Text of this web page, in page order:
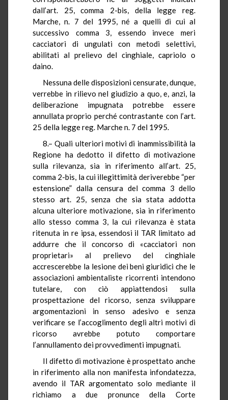
dall’art. 25, comma 2-bis, della legge reg.
Marche, n. 7 del 1995, né a quelli di cui al
successivo comma 3, essendo invece meri
cacciatori di ungulati con metodi selettivi,
abilitati al prelievo del cinghiale, capriolo o
daino.
Nessuna delle disposizioni censurate, dunque,
verrebbe in rilievo nel giudizio a quo, e, anzi, la
deliberazione impugnata potrebbe essere
annullata proprio perché contrastante con l’art.
25 della legge reg. Marche n. 7 del 1995.
8.– Quali ulteriori motivi di inammissibilità la
Regione ha dedotto il difetto di motivazione
sulla rilevanza, sia in riferimento all’art. 25,
comma 2-bis, la cui illegittimità deriverebbe “per
estensione” dalla censura del comma 3 dello
stesso art. 25, senza che sia stata addotta
alcuna ulteriore motivazione, sia in riferimento
allo stesso comma 3, la cui rilevanza è stata
ritenuta in re ipsa, essendosi il TAR limitato ad
addurre che il concorso di «cacciatori non
proprietari» al prelievo del cinghiale
accrescerebbe la lesione dei beni giuridici che le
associazioni ambientaliste ricorrenti intendono
tutelare, con ciò appiattendosi sulla
prospettazione del ricorso, senza sviluppare
argomentazioni in senso adesivo e senza
verificare se l’accoglimento degli altri motivi di
ricorso avrebbe potuto comportare
l’annullamento dei provvedimenti impugnati.
Il difetto di motivazione è prospettato anche
in riferimento alla non manifesta infondatezza,
avendo il TAR argomentato solo mediante il
richiamo a due pronunce della Corte